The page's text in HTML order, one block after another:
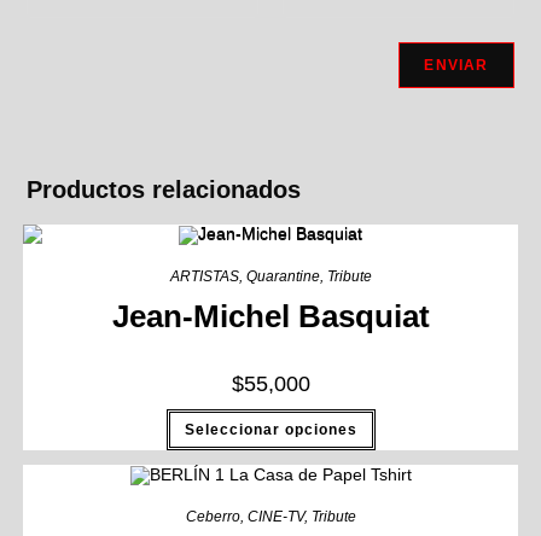
Productos relacionados
ARTISTAS, Quarantine, Tribute
Jean-Michel Basquiat
$55,000
Seleccionar opciones
Ceberro, CINE-TV, Tribute